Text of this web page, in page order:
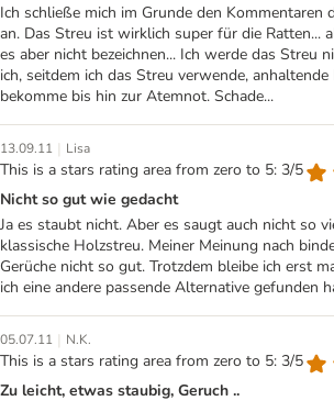
Ich schließe mich im Grunde den Kommentaren
an. Das Streu ist wirklich super für die Ratten...
es aber nicht bezeichnen... Ich werde das Streu
ich, seitdem ich das Streu verwende,
bekomme bis hin zur Atemnot. Schade...
13.09.11 | Lisa
This is a stars rating area from zero to 5: 3/5
Nicht so gut wie gedacht
Ja es staubt nicht. Aber es saugt auch nicht so
klassische Holzstreu. Meiner Meinung nach
Gerüche nicht so gut. Trotzdem bleibe ich erst
ich eine andere passende Alternative gefunden
05.07.11 | N.K.
This is a stars rating area from zero to 5: 3/5
Zu leicht, etwas staubig, Geruch ..